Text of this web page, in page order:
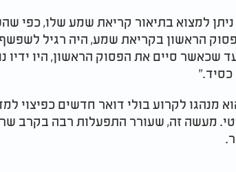
למצוא בתיאור קריאת שמע שלו, כפי
הראשון בקריאת שמע, היה רגיל
שכאשר סיים את הפסוק הראשון, היו ידיו
כסיד."
מנהגו לקרוע בולי דואר חדשים כפיצוי
מעשה זה, שעורר התפעלות רבה בקרב